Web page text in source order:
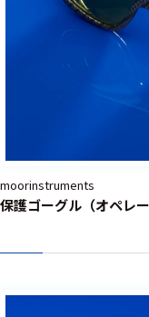
moorinstruments
保護ゴーグル（オペレ